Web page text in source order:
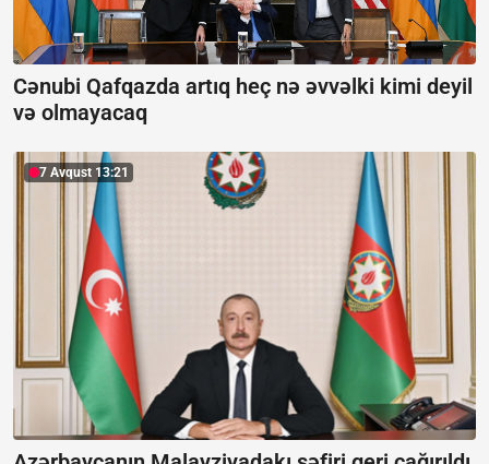
Cənubi Qafqazda artıq heç nə əvvəlki kimi deyil
və olmayacaq
7 Avqust 13:21